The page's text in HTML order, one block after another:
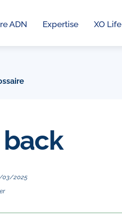
ADN Expertise XO Life
03/2025